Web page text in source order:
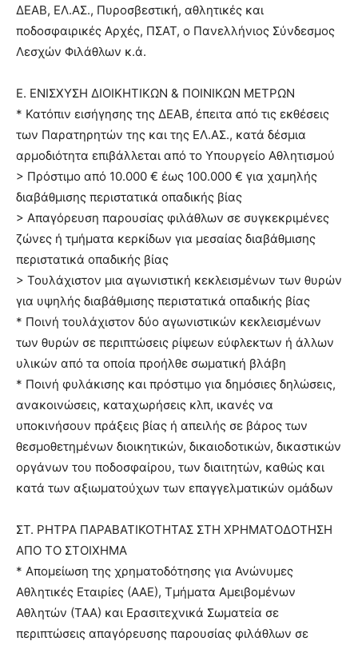
ΔΕΑΒ, ΕΛ.ΑΣ., Πυροσβεστική, αθλητικές και
ποδοσφαιρικές Αρχές, ΠΣΑΤ, ο Πανελλήνιος Σύνδεσμος
Λεσχών Φιλάθλων κ.ά.
Ε. ΕΝΙΣΧΥΣΗ ΔΙΟΙΚΗΤΙΚΩΝ & ΠΟΙΝΙΚΩΝ ΜΕΤΡΩΝ
* Κατόπιν εισήγησης της ΔΕΑΒ, έπειτα από τις εκθέσεις
των Παρατηρητών της και της ΕΛ.ΑΣ., κατά δέσμια
αρμοδιότητα επιβάλλεται από το Υπουργείο Αθλητισμού
> Πρόστιμο από 10.000 € έως 100.000 € για χαμηλής
διαβάθμισης περιστατικά οπαδικής βίας
> Απαγόρευση παρουσίας φιλάθλων σε συγκεκριμένες
ζώνες ή τμήματα κερκίδων για μεσαίας διαβάθμισης
περιστατικά οπαδικής βίας
> Τουλάχιστον μια αγωνιστική κεκλεισμένων των θυρών
για υψηλής διαβάθμισης περιστατικά οπαδικής βίας
* Ποινή τουλάχιστον δύο αγωνιστικών κεκλεισμένων
των θυρών σε περιπτώσεις ρίψεων εύφλεκτων ή άλλων
υλικών από τα οποία προήλθε σωματική βλάβη
* Ποινή φυλάκισης και πρόστιμο για δημόσιες δηλώσεις,
ανακοινώσεις, καταχωρήσεις κλπ, ικανές να
υποκινήσουν πράξεις βίας ή απειλής σε βάρος των
θεσμοθετημένων διοικητικών, δικαιοδοτικών, δικαστικών
οργάνων του ποδοσφαίρου, των διαιτητών, καθώς και
κατά των αξιωματούχων των επαγγελματικών ομάδων
ΣΤ. ΡΗΤΡΑ ΠΑΡΑΒΑΤΙΚΟΤΗΤΑΣ ΣΤΗ ΧΡΗΜΑΤΟΔΟΤΗΣΗ
ΑΠΟ ΤΟ ΣΤΟΙΧΗΜΑ
* Απομείωση της χρηματοδότησης για Ανώνυμες
Αθλητικές Εταιρίες (ΑΑΕ), Τμήματα Αμειβομένων
Αθλητών (ΤΑΑ) και Ερασιτεχνικά Σωματεία σε
περιπτώσεις απαγόρευσης παρουσίας φιλάθλων σε